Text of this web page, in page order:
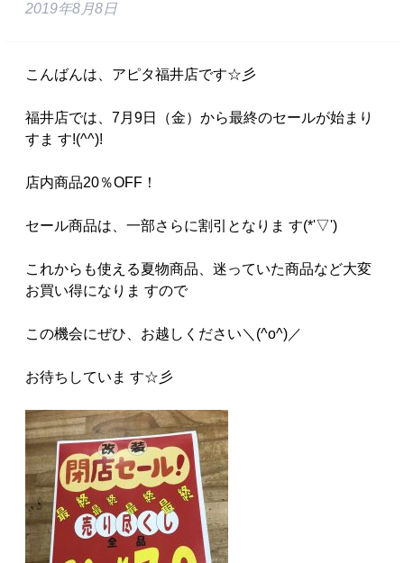
2019年8月8日
こんばんは、アピタ福井店です☆彡
福井店では、7月9日（金）から最終のセールが始まり
すま す!(^^)!
店内商品20％OFF！
セール商品は、一部さらに割引となりま す(*'▽')
これからも使える夏物商品、迷っていた商品など大変
お買い得になりま すので
この機会にぜひ、お越しください＼(^o^)／
お待ちしていま す☆彡